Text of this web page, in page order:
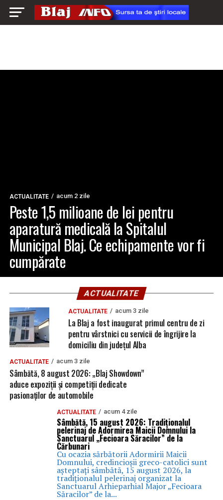
ACTUALITATE acum 2 zile
Peste 1,5 milioane de lei pentru
aparatură medicală la Spitalul
Municipal Blaj. Ce echipamente vor fi
cumpărate
ACTUALITATE
ACTUALITATE acum 3 zile
La Blaj a fost inaugurat primul centru de zi
pentru vârstnici cu servicii de îngrijire la
domiciliu din județul Alba
ACTUALITATE acum 3 zile
Sâmbătă, 8 august 2026: „Blaj Showdown”
aduce expoziții și competiții dedicate
pasionaților de automobile
ACTUALITATE acum 4 zile
Sâmbătă, 15 august 2026: Tradiționalul
pelerinaj de Adormirea Maicii Domnului la
Sanctuarul „Fecioara Săracilor” de la
Cărbunari
Cu ocazia sărbătorii Adormirii Maicii
Domnului, credincioșii greco-catolici sunt
așteptați sâmbătă, 15 august 2026, la
tradiționalul pelerinaj organizat la
Sanctuarul Arhieparhial Major „Fecioara
Săracilor” de la...